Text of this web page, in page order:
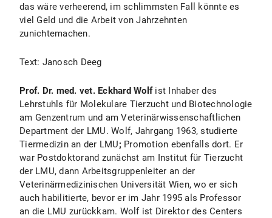
das wäre verheerend, im schlimmsten Fall könnte es
viel Geld und die Arbeit von Jahrzehnten
zunichtemachen.
Text: Janosch Deeg
Prof. Dr. med. vet. Eckhard Wolf ist Inhaber des
Lehrstuhls für Molekulare Tierzucht und Biotechnologie
am Genzentrum und am Veterinärwissenschaftlichen
Department der LMU. Wolf, Jahrgang 1963, studierte
Tiermedizin an der LMU; Promotion ebenfalls dort. Er
war Postdoktorand zunächst am Institut für Tierzucht
der LMU, dann Arbeitsgruppenleiter an der
Veterinärmedizinischen Universität Wien, wo er sich
auch habilitierte, bevor er im Jahr 1995 als Professor
an die LMU zurückkam. Wolf ist Direktor des Centers